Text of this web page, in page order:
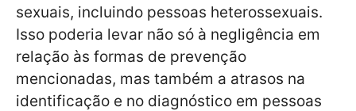
sexuais, incluindo pessoas heterossexuais.
Isso poderia levar não só à negligência em
relação às formas de prevenção
mencionadas, mas também a atrasos na
identificação e no diagnóstico em pessoas